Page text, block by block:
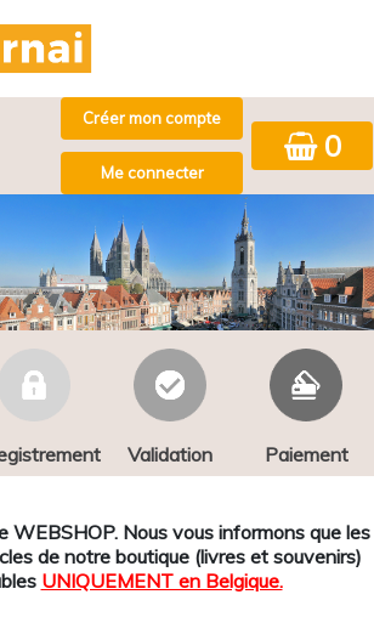
0
Validation Paiement
WEBSHOP. Nous vous informons que les
de notre boutique (livres et souvenirs)
UNIQUEMENT en Belgique.